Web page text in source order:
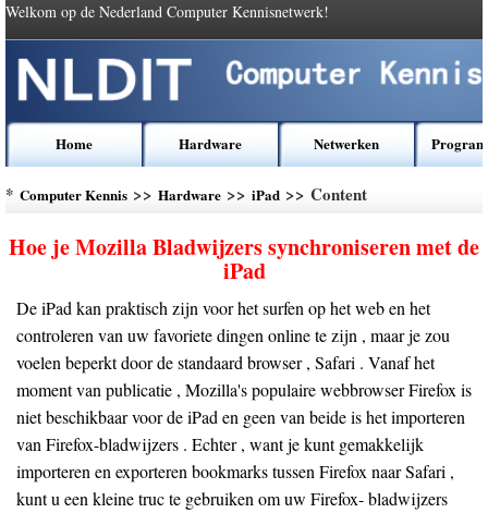
Welkom op de Nederland Computer Kennisnetwerk!
Home Hardware Netwerken
* Computer Kennis >> Hardware >> iPad >> Content
Hoe je Mozilla Bladwijzers synchroniseren met de
iPad
De iPad kan praktisch zijn voor het surfen op het web en het
controleren van uw favoriete dingen online te zijn , maar je zou
voelen beperkt door de standaard browser , Safari . Vanaf het
moment van publicatie , Mozilla's populaire webbrowser Firefox is
niet beschikbaar voor de iPad en geen van beide is het importeren
van Firefox-bladwijzers . Echter , want je kunt gemakkelijk
importeren en exporteren bookmarks tussen Firefox naar Safari ,
kunt u een kleine truc te gebruiken om uw Firefox- bladwijzers